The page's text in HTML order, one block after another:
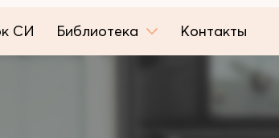
СИ Библиотека Контакты